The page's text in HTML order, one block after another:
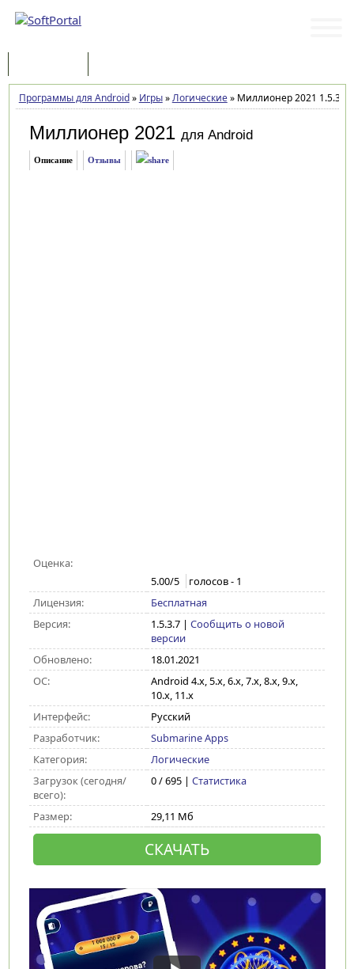
Программы для Android» Игры»Логические»Миллионер 2021 1.5.3.7
Миллионер 2021 для Android
Описание Отзывы
Оценка:
5.00/5 голосов - 1
Лицензия:
Бесплатная
Версия:
1.5.3.7| Сообщить о новой
версии
Обновлено:
18.01.2021
ОС:
Android 4.x, 5.x, 6.x, 7.x, 8.x, 9.x,
10.x, 11.x
Интерфейс:
Русский
Разработчик:
Submarine Apps
Категория:
Логические
Загрузок (сегодня/
всего):
0 / 695 | Статистика
Размер: 29,11 Мб
СКАЧАТЬ